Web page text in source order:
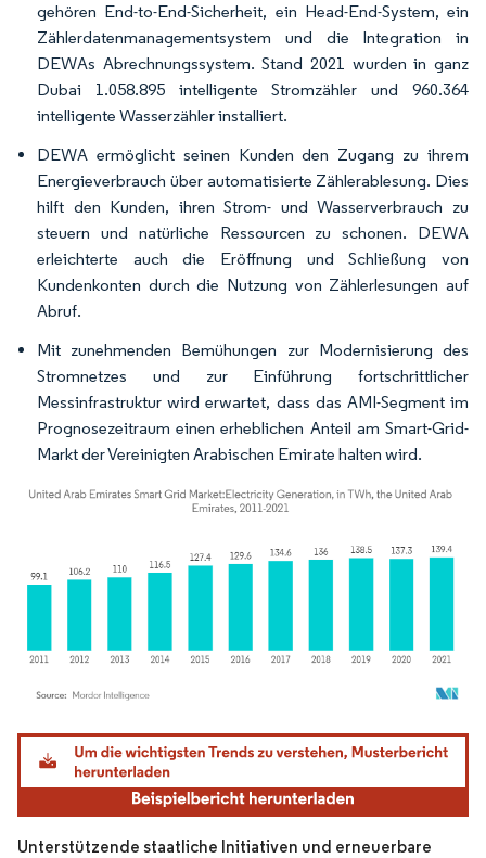
gehören End-to-End-Sicherheit, ein Head-End-System, ein
Zählerdatenmanagementsystem und die Integration in
DEWAs Abrechnungssystem. Stand 2021 wurden in ganz
Dubai 1.058.895 intelligente Stromzähler und 960.364
intelligente Wasserzähler installiert.
DEWA ermöglicht seinen Kunden den Zugang zu ihrem
Energieverbrauch über automatisierte Zählerablesung. Dies
hilft den Kunden, ihren Strom- und Wasserverbrauch zu
steuern und natürliche Ressourcen zu schonen. DEWA
erleichterte auch die Eröffnung und Schließung von
Kundenkonten durch die Nutzung von Zählerlesungen auf
Abruf.
Mit zunehmenden Bemühungen zur Modernisierung des
Stromnetzes und zur Einführung fortschrittlicher
Messinfrastruktur wird erwartet, dass das AMI-Segment im
Prognosezeitraum einen erheblichen Anteil am Smart-Grid-
Markt der Vereinigten Arabischen Emirate halten wird.
Bild © Mordor Intelligence. Wiederverwendung erfordert Namensnennung gemäß
Unterstützende staatliche Initiativen und erneuerbare